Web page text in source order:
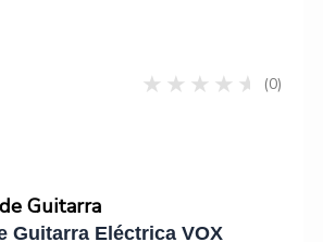
(0)
Guitarra
Guitarra Eléctrica VOX